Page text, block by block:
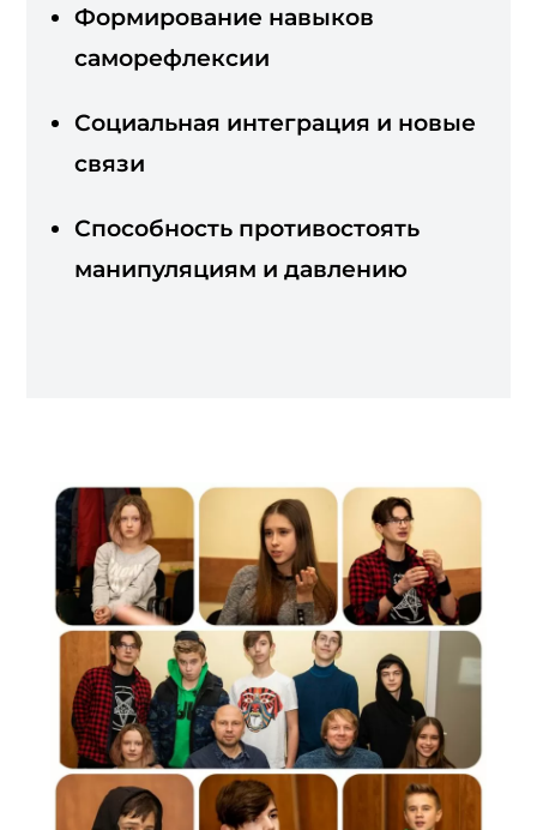
Формирование навыков
саморефлексии
Социальная интеграция и новые
связи
Способность противостоять
манипуляциям и давлению